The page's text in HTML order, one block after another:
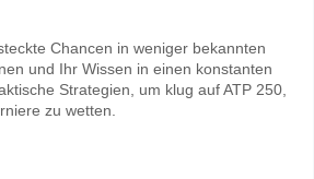
Chancen in weniger bekannten
und Ihr Wissen in einen konstanten
Strategien, um klug auf ATP 250,
zu wetten.